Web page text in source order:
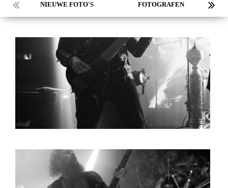
NIEUWE FOTO'S FOTOGRAFEN
MARC DE KROSSE
PEER
MISCHA VEENEMA
JEROEN DEKKER
BOB DE VRIES
RICHARD POSTMA
SASKIA LUDDEN
ANNA HIEP
MARTSEN HUT
ARSEN TSKHAY
ERYN BOSMA